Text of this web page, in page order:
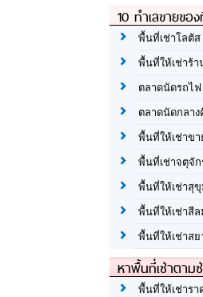
10 ทำเลขายข
พื้นที่เช่าโลตัส
พื้นที่ให้เช่าร้า
ตลาดนัดรถไฟ
ตลาดนัดกลา
พื้นที่ให้เช่าขา
พื้นที่เช่าจตุจัก
พื้นที่ให้เช่าสุ
พื้นที่ให้เช่าสีล
พื้นที่ให้เช่าสย
หาพื้นที่เช่าตาม
พื้นที่ให้เช่ารา